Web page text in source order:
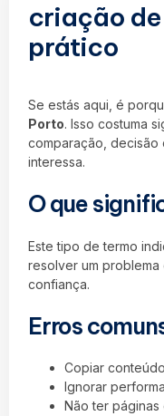
criação
prático
Se estás aqui, é
Porto. Isso costuma
comparação, decisão
interessa.
O que
Este tipo de termo
resolver um
confiança.
Erros
Copiar
Ignorar
Não ter